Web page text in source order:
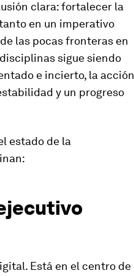
clara: fortalecer la
en un imperativo
las pocas fronteras en
sigue siendo
e incierto, la acción
y un progreso
estado de la
Está en el centro de